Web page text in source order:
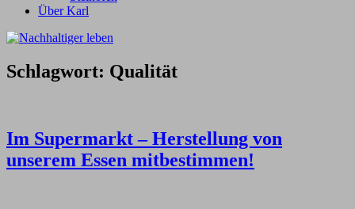
Über Karl
Schlagwort: Qualität
Im Supermarkt – Herstellung von
unserem Essen mitbestimmen!